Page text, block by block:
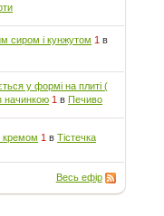
сиром і кунжутом 1 в
у формі на плиті (
начинкою 1 вПечиво
кремом 1 вТістечка
Весь ефір